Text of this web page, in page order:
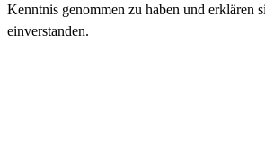
Kenntnis genommen zu haben und erklären
einverstanden.